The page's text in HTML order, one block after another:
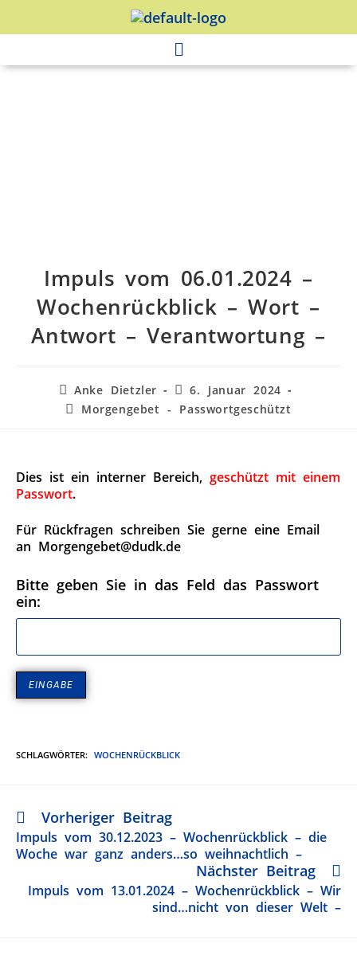
Impuls vom 06.01.2024 –
Wochenrückblick – Wort –
Antwort – Verantwortung –
Anke Dietzler
6. Januar 2024
Morgengebet - Passwortgeschützt
Dies ist ein interner Bereich, geschützt mit einem
Passwort.
Für Rückfragen schreiben Sie gerne eine Email
an Morgengebet@dudk.de
Bitte geben Sie in das Feld das Passwort
ein:
SCHLAGWÖRTER: WOCHENRÜCKBLICK
Vorheriger Beitrag
Impuls vom 30.12.2023 – Wochenrückblick – die
Woche war ganz anders…so weihnachtlich –
Nächster Beitrag
Impuls vom 13.01.2024 – Wochenrückblick – Wir
sind…nicht von dieser Welt –